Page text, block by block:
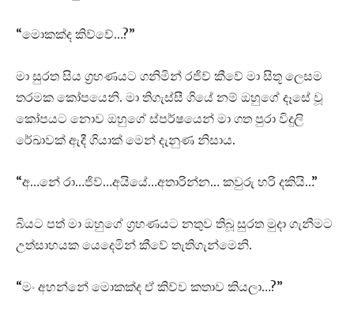
“මොකක්ද කිව්වේ…?”
මා සුරත සිය ග්‍රහණයට ගනිමින් රජිව් කීවේ මා සිතූ ලෙසම
තරමක කෝපයෙනි. මා තිගැස්සී ගියේ නම් ඔහුගේ දෑසේ වූ
කෝපයට නොව ඔහුගේ ස්පර්ෂයෙන් මා ගත පුරා විදුලි
රේඛාවක් ඇදී ගියාක් මෙන් දැනුණ නිසාය.
“අ…නේ රා…ජිව්…අයියේ…අතාරින්න… කවුරු හරි දකියි…”
බියට පත් මා ඔහුගේ ග්‍රහණයට නතුව තිබූ සුරත මුදා ගැනීමට
උත්සාහයක යෙදෙමින් කීවේ තැතිගැන්මෙනි.
“මං අහන්නේ මොකක්ද ඒ කිව්ව කතාව කියලා…?”